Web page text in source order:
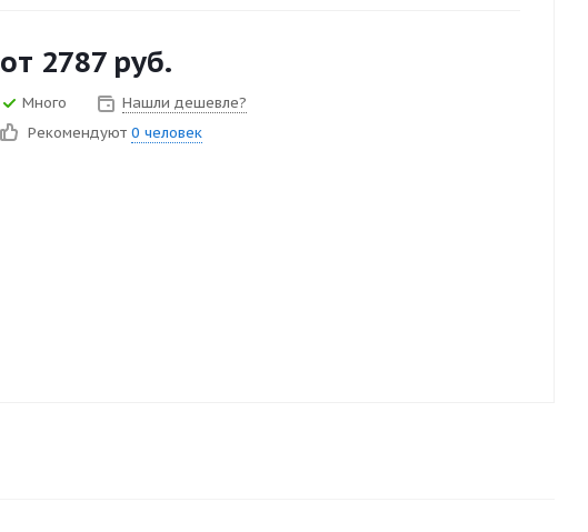
от 2787руб.
Много
Нашли дешевле?
Рекомендуют 0 человек